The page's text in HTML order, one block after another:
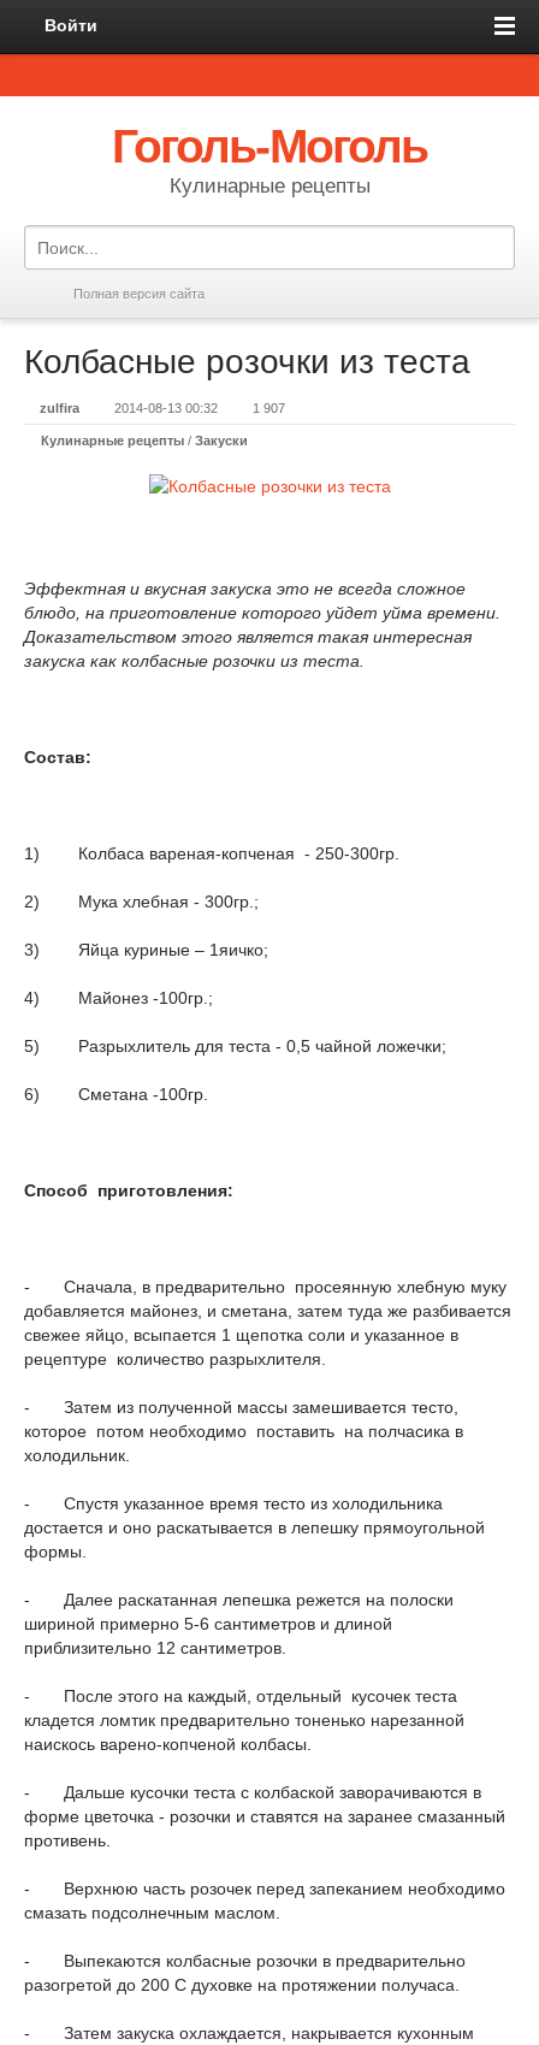
Войти
Гоголь-Моголь
Кулинарные рецепты
Полная версия сайта
Колбасные розочки из теста
zulfira 2014-08-13 00:32 1 907
Кулинарные рецепты / Закуски
Эффектная и вкусная закуска это не всегда сложное
блюдо, на приготовление которого уйдет уйма времени.
Доказательством этого является такая интересная
закуска как колбасные розочки из теста.
Состав:
1) Колбаса вареная-копченая - 250-300гр.
2) Мука хлебная - 300гр.;
3) Яйца куриные – 1яичко;
4) Майонез -100гр.;
5) Разрыхлитель для теста - 0,5 чайной ложечки;
6) Сметана -100гр.
Способ приготовления:
- Сначала, в предварительно просеянную хлебную муку
добавляется майонез, и сметана, затем туда же разбивается
свежее яйцо, всыпается 1 щепотка соли и указанное в
рецептуре количество разрыхлителя.
- Затем из полученной массы замешивается тесто,
которое потом необходимо поставить на полчасика в
холодильник.
- Спустя указанное время тесто из холодильника
достается и оно раскатывается в лепешку прямоугольной
формы.
- Далее раскатанная лепешка режется на полоски
шириной примерно 5-6 сантиметров и длиной
приблизительно 12 сантиметров.
- После этого на каждый, отдельный кусочек теста
кладется ломтик предварительно тоненько нарезанной
наискось варено-копченой колбасы.
- Дальше кусочки теста с колбаской заворачиваются в
форме цветочка - розочки и ставятся на заранее смазанный
противень.
- Верхнюю часть розочек перед запеканием необходимо
смазать подсолнечным маслом.
- Выпекаются колбасные розочки в предварительно
разогретой до 200 С духовке на протяжении получаса.
- Затем закуска охлаждается, накрывается кухонным